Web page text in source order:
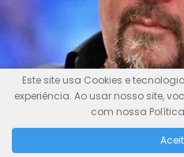
Este site usa Cookies e
experiência. Ao usar nosso site,
com nossa